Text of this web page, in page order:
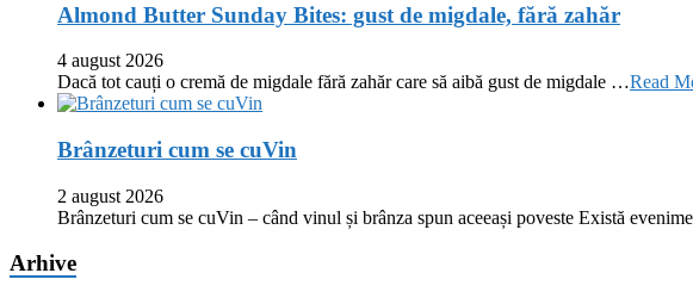
Almond Butter Sunday Bites: gust de migdale, fără zahăr
4 august 2026
Dacă tot cauți o cremă de migdale fără zahăr care să aibă gust de migdale …Read
Brânzeturi cum se cuVin
2 august 2026
Brânzeturi cum se cuVin – când vinul și brânza spun aceeași poveste Există
Arhive